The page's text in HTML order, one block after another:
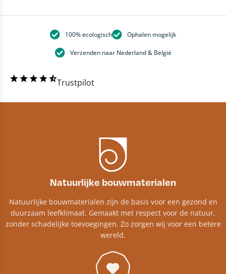
100% ecologisch Ophalen mogelijk
Verzenden naar Nederland & België
Trustpilot
Natuurlijke bouwmaterialen
Natuurlijke bouwmaterialen zijn de basis voor een gezond en
duurzaam leefklimaat. Gemaakt met respect voor de natuur,
zonder schadelijke toevoegingen. Zo zorgen wij voor een betere
wereld.